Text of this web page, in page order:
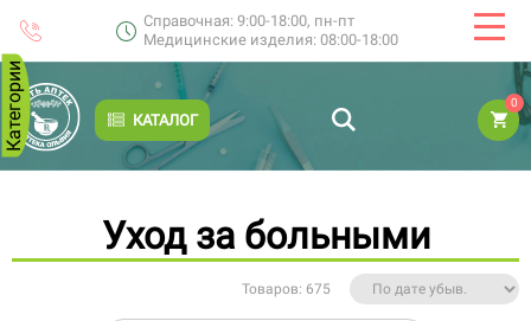
Справочная: 9:00-18:00, пн-пт
Медицинские изделия: 08:00-18:00
КАТАЛОГ
0
Категории
Уход за больными
Товаров: 675